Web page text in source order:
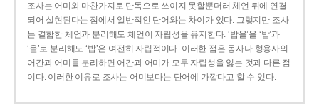
조사는 어미와 마찬가지로 단독으로 쓰이지 못할뿐더러 체언 뒤에 연결
되어 실현된다는 점에서 일반적인 단어와는 차이가 있다. 그렇지만 조사
는 결합한 체언과 분리해도 체언이 자립성을 유지한다. ‘밥을’을 ‘밥’과
‘을’로 분리해도 ‘밥’은 여전히 자립적이다. 이러한 점은 동사나 형용사의
어간과 어미를 분리하면 어간과 어미가 모두 자립성을 잃는 것과 다른 점
이다. 이러한 이유로 조사는 어미보다는 단어에 가깝다고 할 수 있다.